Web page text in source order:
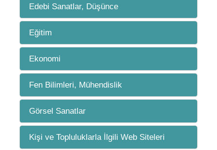
Edebi Sanatlar, Düşünce
Eğitim
Ekonomi
Fen Bilimleri, Mühendislik
Görsel Sanatlar
Kişi ve Topluluklarla İlgili Web Siteleri